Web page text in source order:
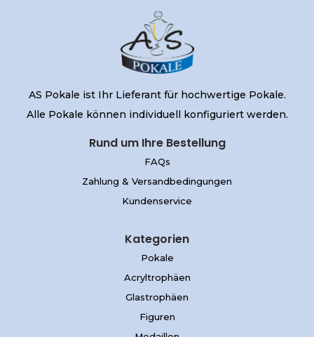
AS Pokale ist Ihr Lieferant für hochwertige Pokale.
Alle Pokale können individuell konfiguriert werden.
Rund um Ihre Bestellung
FAQs
Zahlung & Versandbedingungen
Kundenservice
Kategorien
Pokale
Acryltrophäen
Glastrophäen
Figuren